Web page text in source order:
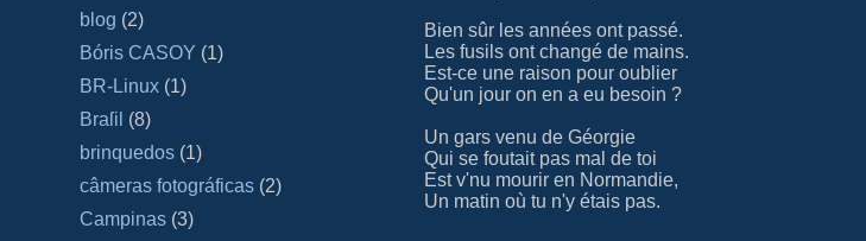
blog (2)
Bóris CASOY (1)
BR-Linux (1)
Braſil (8)
brinquedos (1)
câmeras fotográficas (2)
Campinas (3)
Bien sûr les années ont passé.
Les fusils ont changé de mains.
Est-ce une raison pour oublier
Qu'un jour on en a eu besoin ?
Un gars venu de Géorgie
Qui se foutait pas mal de toi
Est v'nu mourir en Normandie,
Un matin où tu n'y étais pas.